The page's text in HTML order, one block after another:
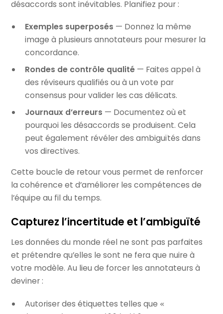
désaccords sont inévitables. Planifiez pour :
Exemples superposés — Donnez la même
image à plusieurs annotateurs pour mesurer la
concordance.
Rondes de contrôle qualité— Faites appel à
des réviseurs qualifiés ou à un vote par
consensus pour valider les cas délicats.
Journaux d’erreurs — Documentez où et
pourquoi les désaccords se produisent. Cela
peut également révéler des ambiguïtés dans
vos directives.
Cette boucle de retour vous permet de renforcer
la cohérence et d’améliorer les compétences de
l’équipe au fil du temps.
Capturez l’incertitude et l’ambiguïté
Les données du monde réel ne sont pas parfaites
et prétendre qu’elles le sont ne fera que nuire à
votre modèle. Au lieu de forcer les annotateurs à
deviner :
Autoriser des étiquettes telles que «